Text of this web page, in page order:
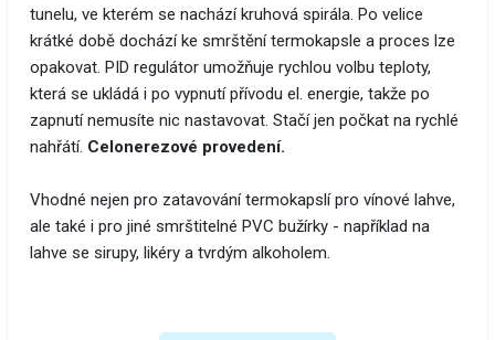
tunelu, ve kterém se nachází kruhová spirála. Po velice
krátké době dochází ke smrštění termokapsle a proces lze
opakovat. PID regulátor umožňuje rychlou volbu teploty,
která se ukládá i po vypnutí přívodu el. energie, takže po
zapnutí nemusíte nic nastavovat. Stačí jen počkat na rychlé
nahřátí. Celonerezové provedení.
Vhodné nejen pro zatavování termokapslí pro vínové lahve,
ale také i pro jiné smrštitelné PVC bužírky - například na
lahve se sirupy, likéry a tvrdým alkoholem.